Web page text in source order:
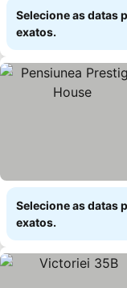
Selecione as datas
exatos.
Selecione as datas
exatos.